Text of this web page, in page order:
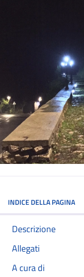
INDICE DELLA PAGINA
Descrizione
Allegati
A cura di